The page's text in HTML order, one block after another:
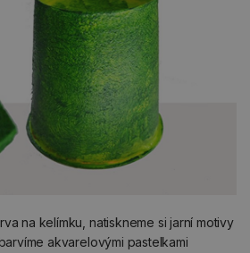
na kelímku, natiskneme si jarní motivy
akvarelovými pastelkami